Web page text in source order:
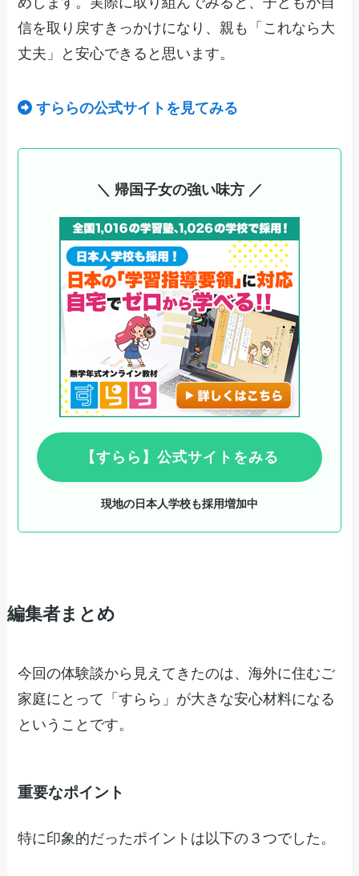
信を取り戻すきっかけになり、親も「これなら大
丈夫」と安心できると思います。
すららの公式サイトを見てみる
＼ 帰国子女の強い味方 ／
【すらら】公式サイトをみる
現地の日本人学校も採用増加中
編集者まとめ
今回の体験談から見えてきたのは、海外に住むご
家庭にとって「すらら」が大きな安心材料になる
ということです。
重要なポイント
特に印象的だったポイントは以下の３つでした。